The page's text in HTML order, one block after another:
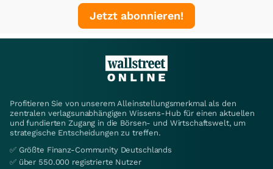
Jetzt abonnieren!
Profitieren Sie von unserem Alleinstellungsmerkmal als den
zentralen verlagsunabhängigen Wissens-Hub für einen aktuellen
und fundierten Zugang in die Börsen- und Wirtschaftswelt, um
strategische Entscheidungen zu treffen.
✅ Größte Finanz-Community Deutschlands
✅ über 550.000 registrierte Nutzer